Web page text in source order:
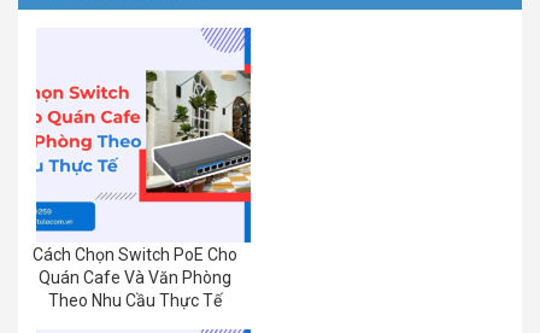
Cách Chọn Switch PoE Cho
Quán Cafe Và Văn Phòng
Theo Nhu Cầu Thực Tế